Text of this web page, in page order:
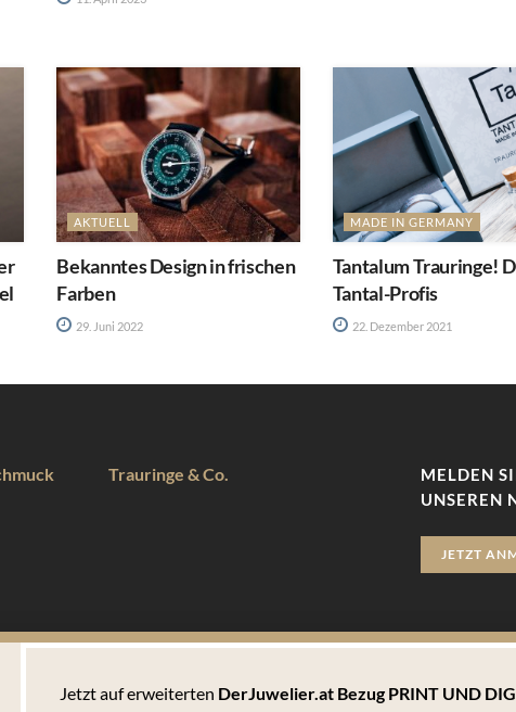
AKTUELL
Bekanntes Design in frischen
Farben
29. Juni 2022
MADE IN GERMANY
Tantalum Trauringe!
Tantal-Profis
22. Dezember 2021
Trauringe & Co.
MELDEN
UNSEREN
JETZT
Benutzererfahrung zu bieten. Hierbei handelt es sich um kleine
Jetzt auf erweiterten DerJuwelier.at Bezug PRINT UND